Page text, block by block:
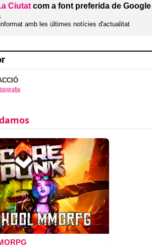
Ciutat com a font preferida de
amb les últimes notícies d'actualitat